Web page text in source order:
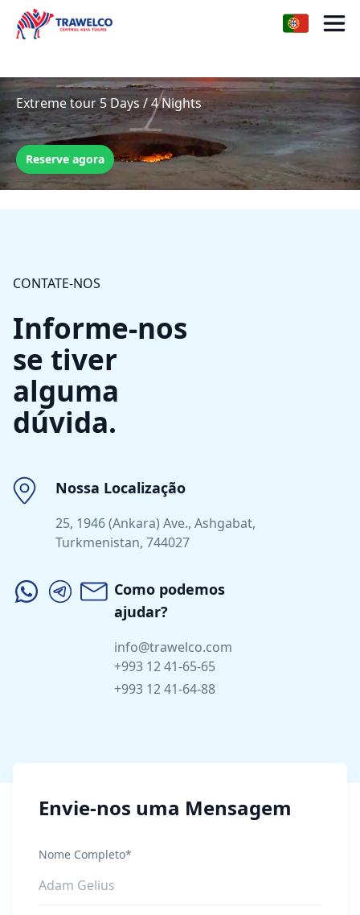
Extreme tour 5 Days / 4 Nights
Reserve agora
CONTATE-NOS
Informe-nos
se tiver
alguma
dúvida.
Nossa Localização
25, 1946 (Ankara) Ave., Ashgabat,
Turkmenistan, 744027
Como podemos
ajudar?
info@trawelco.com
+993 12 41-65-65
+993 12 41-64-88
Envie-nos uma Mensagem
Nome Completo*